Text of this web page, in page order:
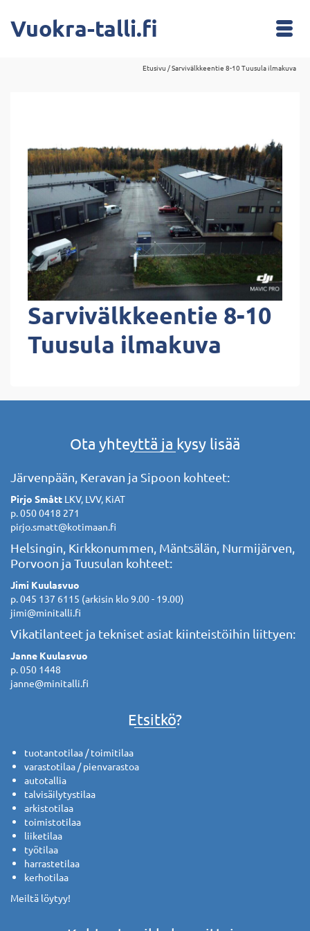
Vuokra-talli.fi
Etusivu /Sarvivälkkeentie 8-10 Tuusula ilmakuva
Sarvivälkkeentie 8-10
Tuusula ilmakuva
Ota yhteyttä ja kysy lisää
Järvenpään, Keravan ja Sipoon kohteet:
Pirjo Smått LKV, LVV, KiAT
p. 050 0418 271
pirjo.smatt@kotimaan.fi
Helsingin, Kirkkonummen, Mäntsälän, Nurmijärven,
Porvoon ja Tuusulan kohteet:
Jimi Kuulasvuo
p. 045 137 6115 (arkisin klo 9.00 - 19.00)
jimi@minitalli.fi
Vikatilanteet ja tekniset asiat kiinteistöihin liittyen:
Janne Kuulasvuo
p. 050 1448
janne@minitalli.fi
Etsitkö?
tuotantotilaa / toimitilaa
varastotilaa / pienvarastoa
autotallia
talvisäilytystilaa
arkistotilaa
toimistotilaa
liiketilaa
työtilaa
harrastetilaa
kerhotilaa
Meiltä löytyy!